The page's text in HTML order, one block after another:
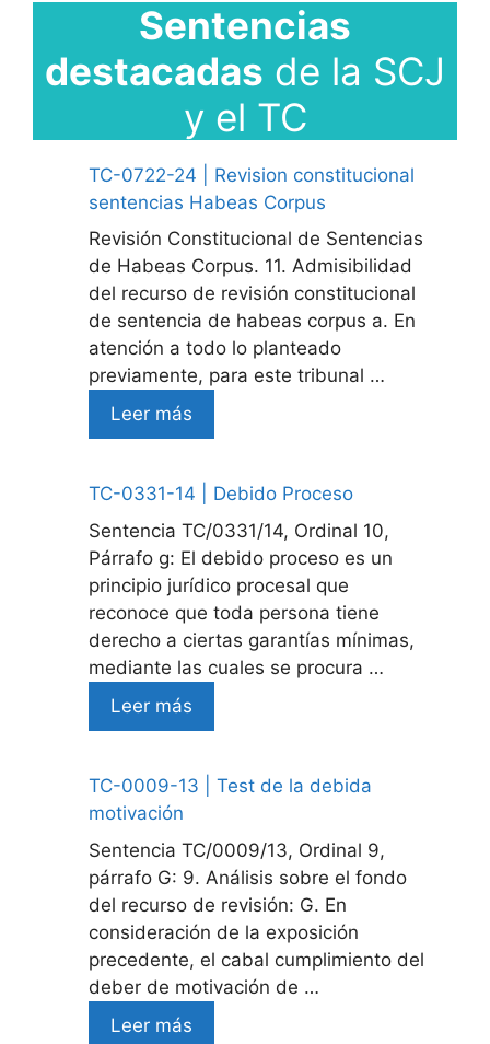
Sentencias
destacadas de la SCJ
y el TC
TC-0722-24 | Revision constitucional
sentencias Habeas Corpus
Revisión Constitucional de Sentencias
de Habeas Corpus. 11. Admisibilidad
del recurso de revisión constitucional
de sentencia de habeas corpus a. En
atención a todo lo planteado
previamente, para este tribunal …
Leer más
TC-0331-14 | Debido Proceso
Sentencia TC/0331/14, Ordinal 10,
Párrafo g: El debido proceso es un
principio jurídico procesal que
reconoce que toda persona tiene
derecho a ciertas garantías mínimas,
mediante las cuales se procura …
Leer más
TC-0009-13 | Test de la debida
motivación
Sentencia TC/0009/13, Ordinal 9,
párrafo G: 9. Análisis sobre el fondo
del recurso de revisión: G. En
consideración de la exposición
precedente, el cabal cumplimiento del
deber de motivación de …
Leer más